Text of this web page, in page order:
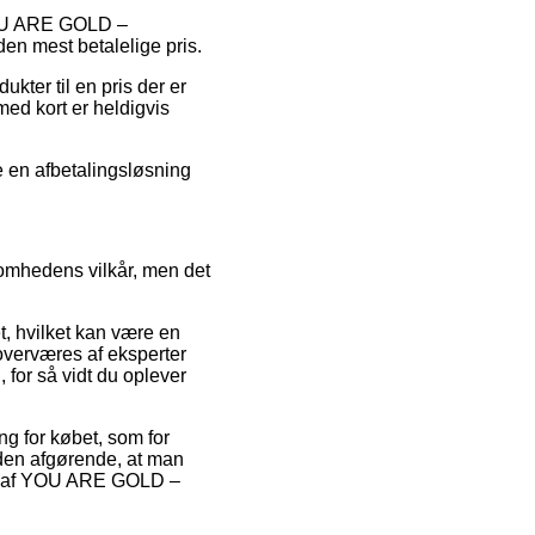
ARE GOLD –
mest betalelige pris.
til en pris der er
kort er heldigvis
en afbetalingsløsning
vilkår, men det
hvilket kan være en
af eksperter
så vidt du oplever
for købet, som for
afgørende, at man
YOU ARE GOLD –